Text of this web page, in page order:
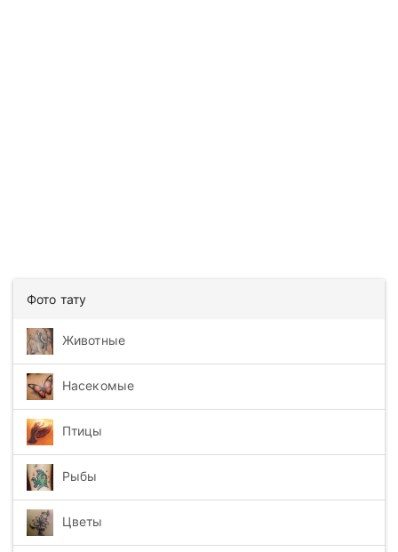
Фото тату
Животные
Насекомые
Птицы
Рыбы
Цветы